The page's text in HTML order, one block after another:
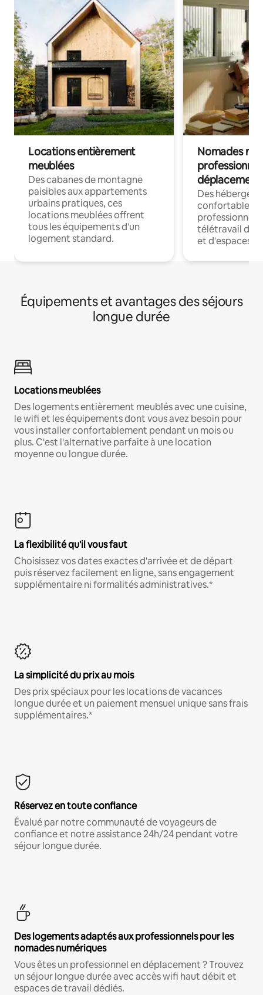
Locations entièrement
meublées
Des cabanes de montagne
paisibles aux appartements
urbains pratiques, ces
locations meublées offrent
tous les équipements d'un
logement standard.
Nomades
déplacement
Des
confortables
professionnels
télétravail
et d'espaces
Équipements et avantages des séjours
longue durée
Locations meublées
Des logements entièrement meublés avec une cuisine,
le wifi et les équipements dont vous avez besoin pour
vous installer confortablement pendant un mois ou
plus. C'est l'alternative parfaite à une location
moyenne ou longue durée.
La flexibilité qu'il vous faut
Choisissez vos dates exactes d'arrivée et de départ
puis réservez facilement en ligne, sans engagement
supplémentaire ni formalités administratives.*
La simplicité du prix au mois
Des prix spéciaux pour les locations de vacances
longue durée et un paiement mensuel unique sans frais
supplémentaires.*
Réservez en toute confiance
Évalué par notre communauté de voyageurs de
confiance et notre assistance 24h/24 pendant votre
séjour longue durée.
Des logements adaptés aux professionnels pour les
nomades numériques
Vous êtes un professionnel en déplacement ? Trouvez
un séjour longue durée avec accès wifi haut débit et
espaces de travail dédiés.